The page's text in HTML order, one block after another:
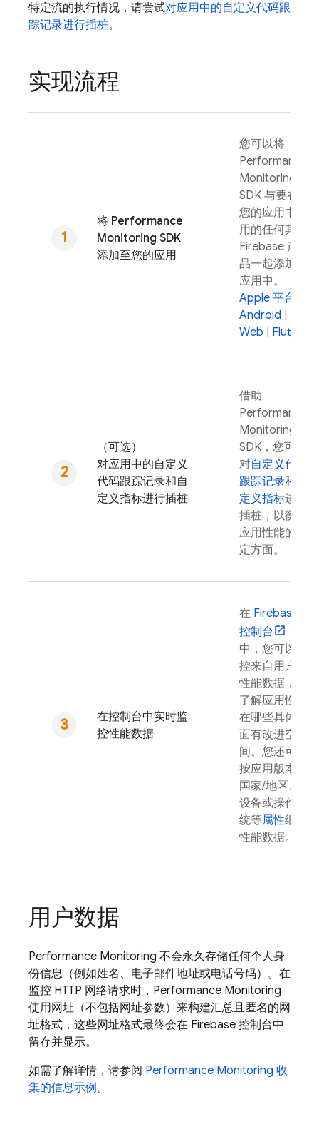
特定流的执行情况，请尝试对应用中的自定义代码跟
踪记录进行插桩。
实现流程
将 Performance
Monitoring SDK
添加至您的应用
您可以将
Performance
Monitoring
SDK 与要在
您的应用中使
用的任何其他
Firebase 产
品一起添加到
应用中。
Apple 平台
Android
Web
Flutter
（可选）
对应用中的自定义
代码跟踪记录和自
定义指标进行插桩
借助
Performance
Monitoring
SDK，您可以
对自定义代码
跟踪记录和自
定义指标进行
插桩，以衡量
应用性能的特
定方面。
在控制台中实时监
控性能数据
在 Firebase
控制台
中，您可以监
控来自用户的
性能数据，以
了解应用性能
在哪些具体方
面有改进空
间。您还可以
按应用版本、
国家/地区、
设备或操作系
统等属性细分
性能数据。
用户数据
Performance Monitoring 不会永久存储任何个人身
份信息（例如姓名、电子邮件地址或电话号码）。在
监控 HTTP 网络请求时， Performance Monitoring
使用网址（不包括网址参数）来构建汇总且匿名的网
址格式，这些网址格式最终会在 Firebase 控制台中
留存并显示。
如需了解详情，请参阅 Performance Monitoring 收
集的信息示例。